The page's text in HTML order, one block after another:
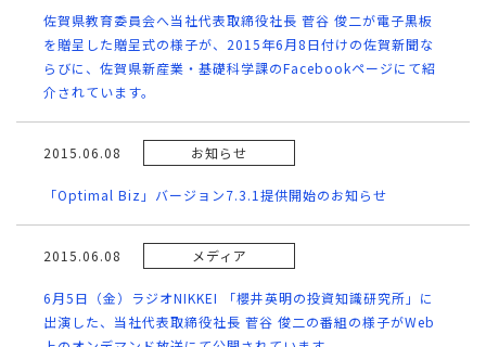
佐賀県教育委員会へ当社代表取締役社長 菅谷 俊二が電子黒板
を贈呈した贈呈式の様子が、2015年6月8日付けの佐賀新聞な
らびに、佐賀県新産業・基礎科学課のFacebookページにて紹
介されています。
2015.06.08 お知らせ
「Optimal Biz」バージョン7.3.1提供開始のお知らせ
2015.06.08 メディア
6月5日（金）ラジオNIKKEI 「櫻井英明の投資知識研究所」に
出演した、当社代表取締役社長 菅谷 俊二の番組の様子がWeb